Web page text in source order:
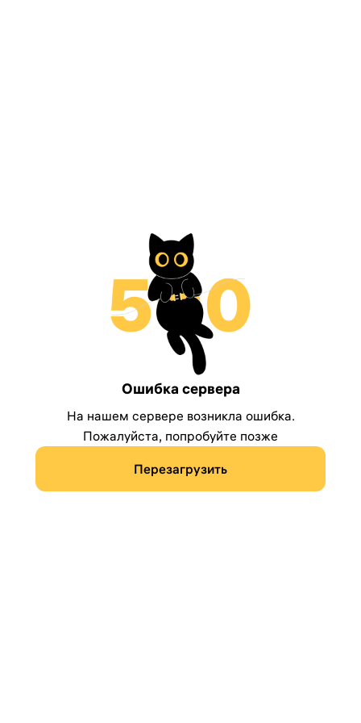
Ошибка сервера
На нашем сервере возникла ошибка.
Пожалуйста, попробуйте позже
Перезагрузить